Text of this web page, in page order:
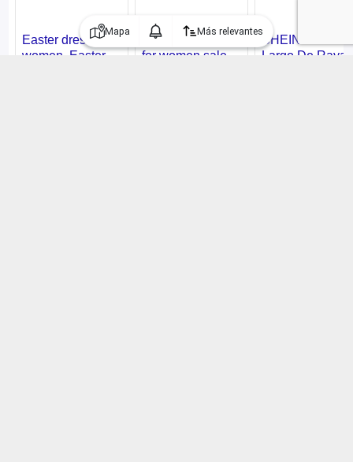
Mapa Más relevantes